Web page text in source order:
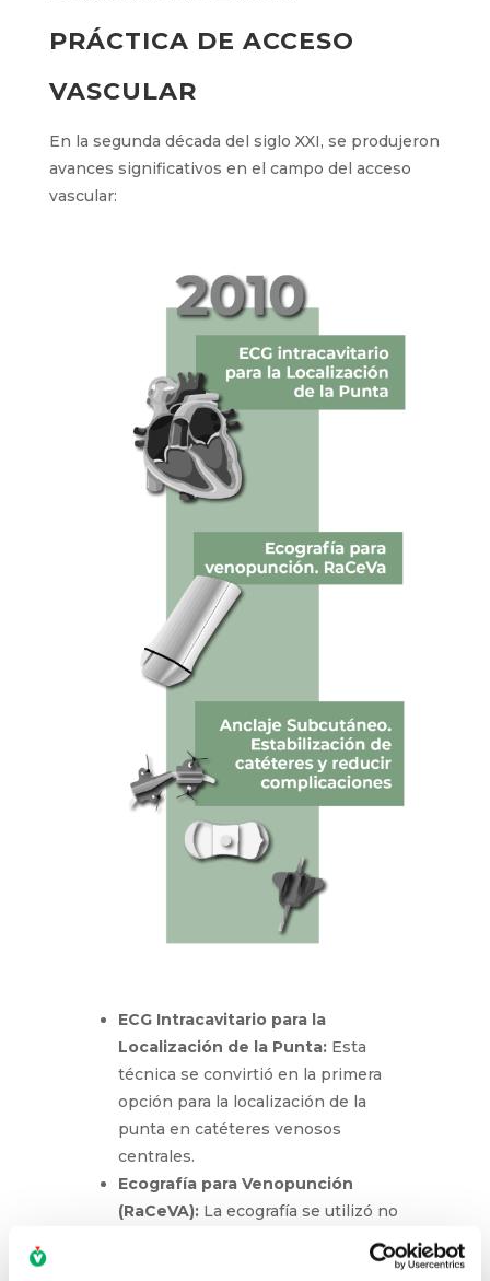
DÉCADA DE 2010: AVANCES
VASCULAR
del acceso vascular:
ECG Intracavitario para la
Localización de la Punta: Esta
técnica se convirtió en la primera
opción para la localización de la
punta en catéteres venosos
centrales.
La ecografía se utilizó no